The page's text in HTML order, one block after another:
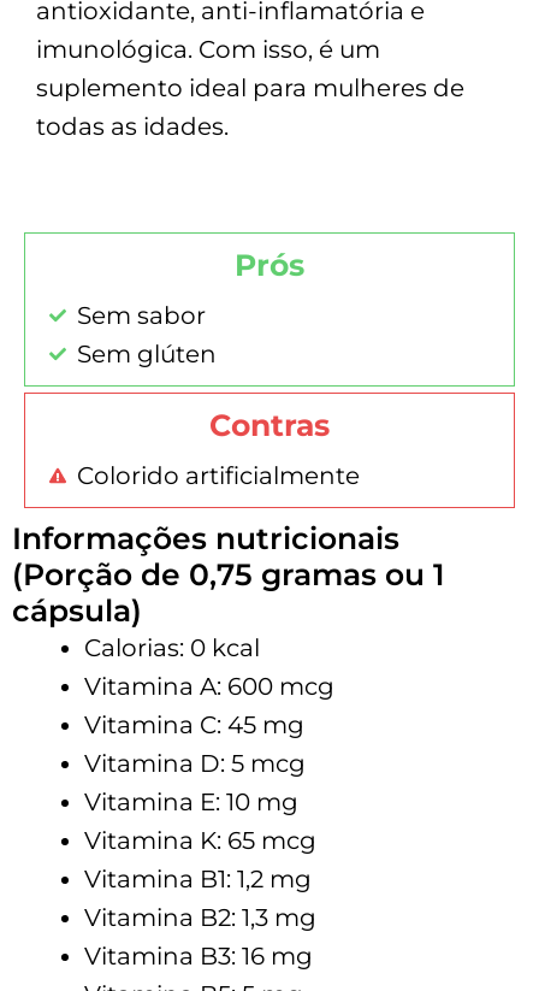
antioxidante, anti-inflamatória e
imunológica. Com isso, é um
suplemento ideal para mulheres de
todas as idades.
Prós
Sem sabor
Sem glúten
Contras
Colorido artificialmente
Informações nutricionais
(Porção de 0,75 gramas ou 1
cápsula)
Calorias: 0 kcal
Vitamina A: 600 mcg
Vitamina C: 45 mg
Vitamina D: 5 mcg
Vitamina E: 10 mg
Vitamina K: 65 mcg
Vitamina B1: 1,2 mg
Vitamina B2: 1,3 mg
Vitamina B3: 16 mg